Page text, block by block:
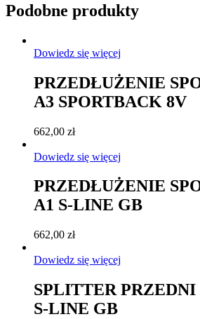
Podobne produkty
Dowiedz się więcej
PRZEDŁUŻENIE
A3 SPORTBACK 8V
662,00 zł
Dowiedz się więcej
PRZEDŁUŻENIE
A1 S-LINE GB
662,00 zł
Dowiedz się więcej
SPLITTER PRZEDNI
S-LINE GB